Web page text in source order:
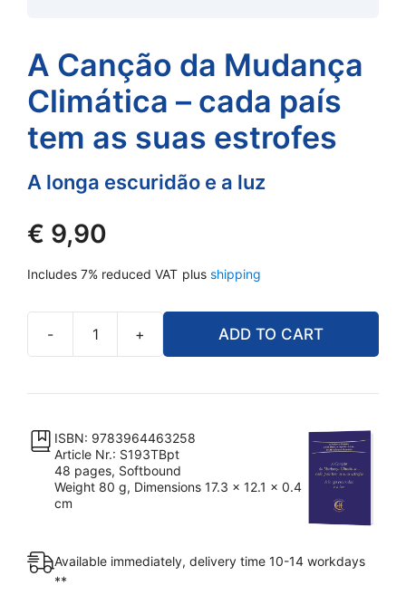
A Canção da Mudança
Climática – cada país
tem as suas estrofes
A longa escuridão e a luz
€ 9,90
Includes 7% reduced VAT plus shipping
-
da
Climática
–
cada
suas
+ ADD TO CART
ISBN: 9783964463258
Article Nr.: S193TBpt
48 pages, Softbound
Weight 80 g, Dimensions 17.3 x 12.1 x 0.4
cm
Available immediately, delivery time 10-14 workdays
**